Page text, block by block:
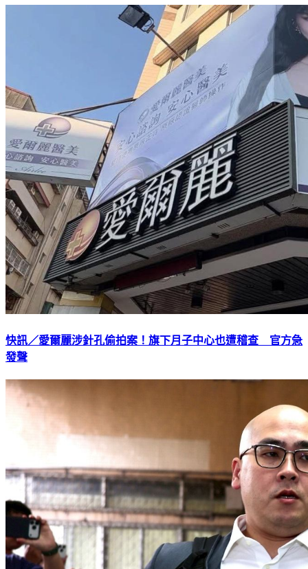
快訊／愛爾麗涉針孔偷拍案！旗下月子中心也遭稽查 官方急